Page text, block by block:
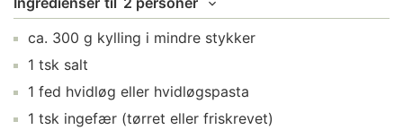
ca. 300 g kylling i mindre stykker
1 tsk salt
1 fed hvidløg eller hvidløgspasta
1 tsk ingefær (tørret eller friskrevet)